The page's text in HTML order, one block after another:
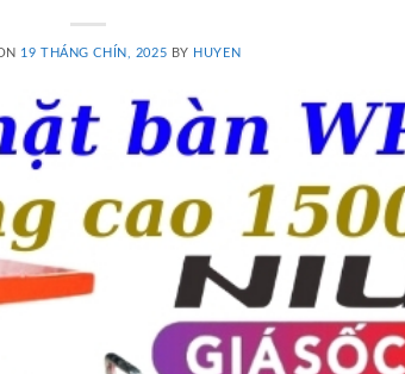
19 THÁNG CHÍN, 2025 BY HUYEN